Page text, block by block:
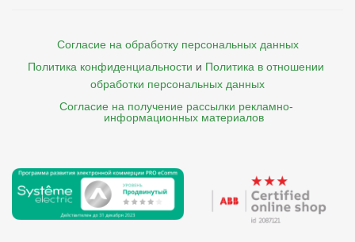
Согласие на обработку персональных данных
Политика конфиденциальности и Политика в отношении
обработки персональных данных
Согласие на получение рассылки рекламно-
    информационных материалов